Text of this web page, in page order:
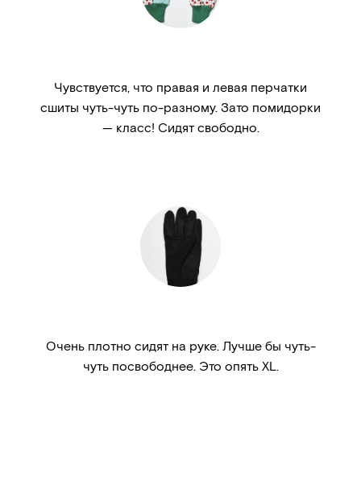
Чувствуется, что правая и левая перчатки
сшиты чуть-чуть по-разному. Зато помидорки
— класс! Сидят свободно.
Очень плотно сидят на руке. Лучше бы чуть-
чуть посвободнее. Это опять XL.